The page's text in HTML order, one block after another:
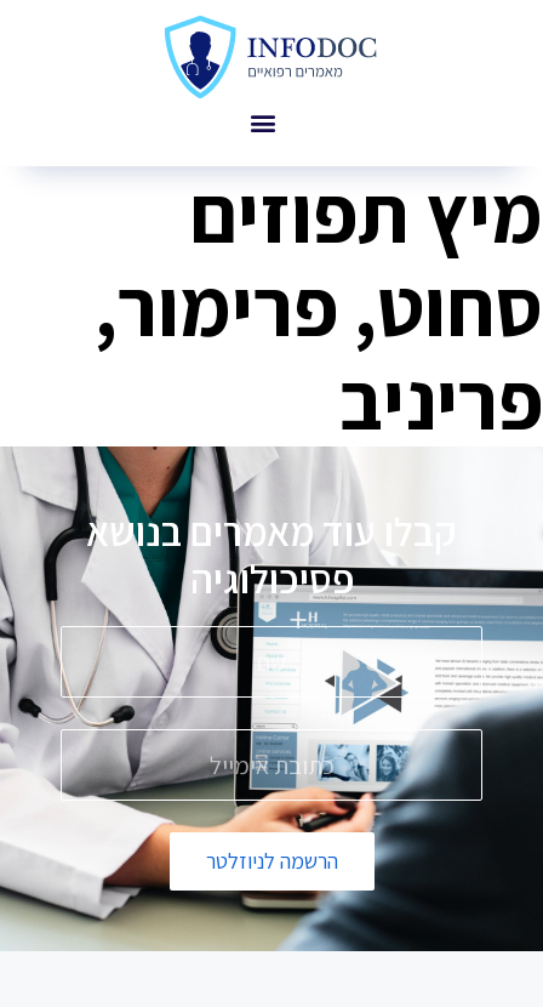
מיץ תפוזים
סחוט, פרימור,
פריניב
קבלו עוד מאמרים בנושא
פסיכולוגיה
הרשמה לניוזלטר